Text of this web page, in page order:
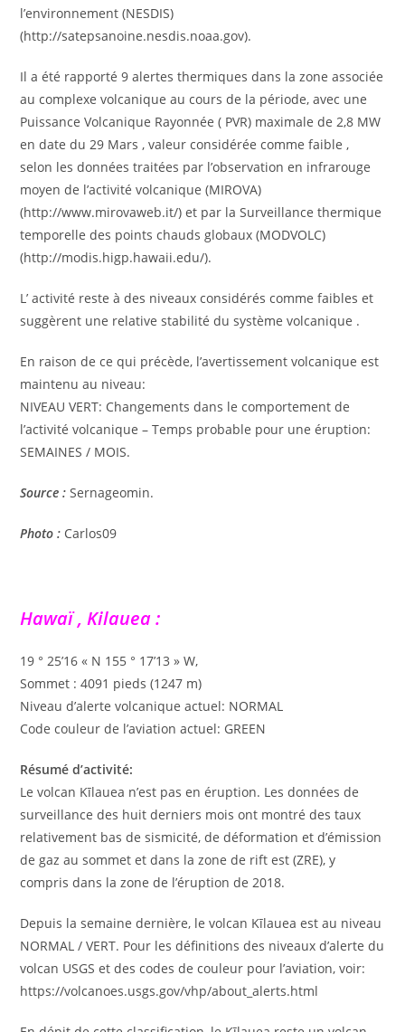
l’environnement (NESDIS)
(http://satepsanoine.nesdis.noaa.gov).
Il a été rapporté 9 alertes thermiques dans la zone associée
au complexe volcanique au cours de la période, avec une
Puissance Volcanique Rayonnée ( PVR) maximale de 2,8 MW
en date du 29 Mars , valeur considérée comme faible ,
selon les données traitées par l’observation en infrarouge
moyen de l’activité volcanique (MIROVA)
(http://www.mirovaweb.it/) et par la Surveillance thermique
temporelle des points chauds globaux (MODVOLC)
(http://modis.higp.hawaii.edu/).
L’ activité reste à des niveaux considérés comme faibles et
suggèrent une relative stabilité du système volcanique .
En raison de ce qui précède, l’avertissement volcanique est
maintenu au niveau:
NIVEAU VERT: Changements dans le comportement de
l’activité volcanique – Temps probable pour une éruption:
SEMAINES / MOIS.
Source : Sernageomin.
Photo : Carlos09
Hawaï , Kilauea :
19 ° 25’16 « N 155 ° 17’13 » W,
Sommet : 4091 pieds (1247 m)
Niveau d’alerte volcanique actuel: NORMAL
Code couleur de l’aviation actuel: GREEN
Résumé d’activité:
Le volcan Kīlauea n’est pas en éruption. Les données de
surveillance des huit derniers mois ont montré des taux
relativement bas de sismicité, de déformation et d’émission
de gaz au sommet et dans la zone de rift est (ZRE), y
compris dans la zone de l’éruption de 2018.
Depuis la semaine dernière, le volcan Kīlauea est au niveau
NORMAL / VERT. Pour les définitions des niveaux d’alerte du
volcan USGS et des codes de couleur pour l’aviation, voir:
https://volcanoes.usgs.gov/vhp/about_alerts.html